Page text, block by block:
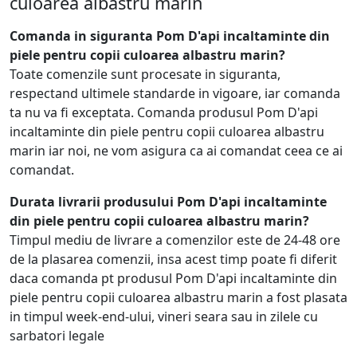
Comanda in siguranta Pom D'api incaltaminte din
piele pentru copii culoarea albastru marin?
Toate comenzile sunt procesate in siguranta,
respectand ultimele standarde in vigoare, iar comanda
ta nu va fi exceptata. Comanda produsul Pom D'api
incaltaminte din piele pentru copii culoarea albastru
marin iar noi, ne vom asigura ca ai comandat ceea ce ai
comandat.
Durata livrarii produsului Pom D'api incaltaminte
din piele pentru copii culoarea albastru marin?
Timpul mediu de livrare a comenzilor este de 24-48 ore
de la plasarea comenzii, insa acest timp poate fi diferit
daca comanda pt produsul Pom D'api incaltaminte din
piele pentru copii culoarea albastru marin a fost plasata
in timpul week-end-ului, vineri seara sau in zilele cu
sarbatori legale